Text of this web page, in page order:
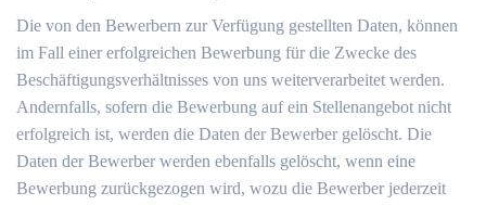
Die von den Bewerbern zur Verfügung gestellten Daten, können
im Fall einer erfolgreichen Bewerbung für die Zwecke des
Beschäftigungsverhältnisses von uns weiterverarbeitet werden.
Andernfalls, sofern die Bewerbung auf ein Stellenangebot nicht
erfolgreich ist, werden die Daten der Bewerber gelöscht. Die
Daten der Bewerber werden ebenfalls gelöscht, wenn eine
Bewerbung zurückgezogen wird, wozu die Bewerber jederzeit